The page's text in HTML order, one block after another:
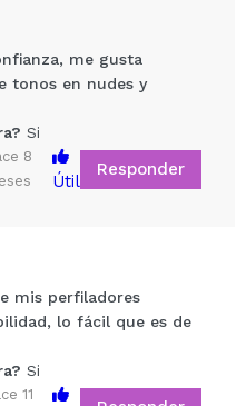
Imagínatelo...
5/5
me gusta
tonos en nudes y
Si
8
Útil
Responder
mis perfiladores
lo fácil que es de
Si
11